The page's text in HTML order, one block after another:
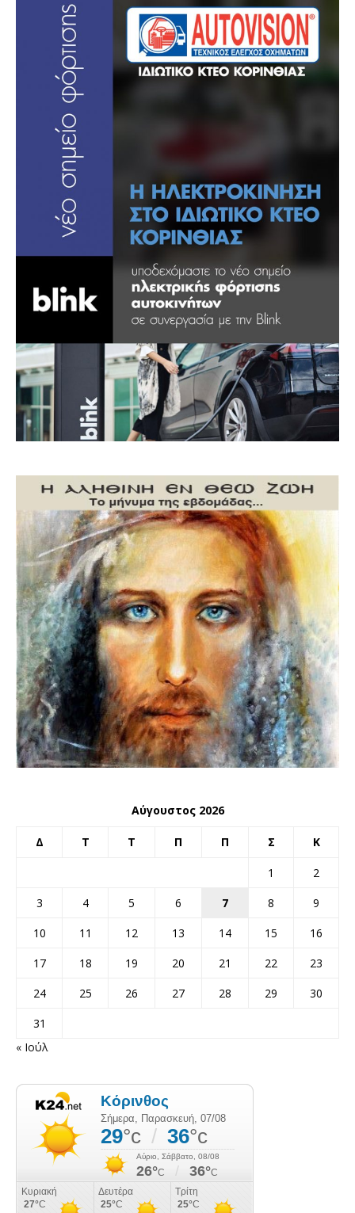
Αύγουστος 2026
Δ Τ Τ Π Π Σ Κ
1
2
3
4 5 6 7 8
9
10
11 12 13 14 15
16
17
18 19 20 21 22
23
24
25 26 27 28 29
30
31
« Ιούλ